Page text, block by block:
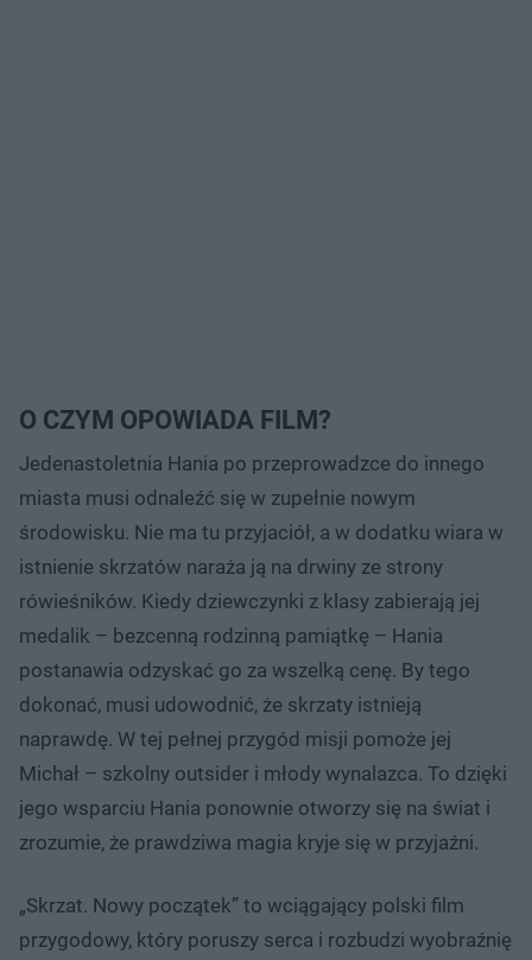
O CZYM OPOWIADA FILM?
Jedenastoletnia Hania po przeprowadzce do innego
miasta musi odnaleźć się w zupełnie nowym
środowisku. Nie ma tu przyjaciół, a w dodatku wiara w
istnienie skrzatów naraża ją na drwiny ze strony
rówieśników. Kiedy dziewczynki z klasy zabierają jej
medalik – bezcenną rodzinną pamiątkę – Hania
postanawia odzyskać go za wszelką cenę. By tego
dokonać, musi udowodnić, że skrzaty istnieją
naprawdę. W tej pełnej przygód misji pomoże jej
Michał – szkolny outsider i młody wynalazca. To dzięki
jego wsparciu Hania ponownie otworzy się na świat i
zrozumie, że prawdziwa magia kryje się w przyjaźni.
„Skrzat. Nowy początek” to wciągający polski film
przygodowy, który poruszy serca i rozbudzi wyobraźnię